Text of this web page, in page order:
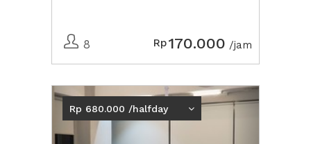
8 Rp170.000 /jam
Previous Next2
Rp 680.000 /halfday